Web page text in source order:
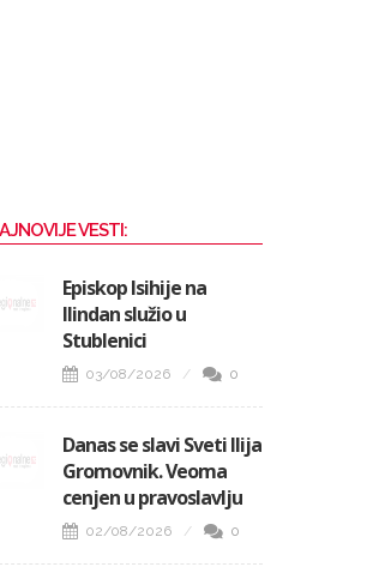
VESTI:
Episkop Isihije na
Ilindan služio u
Stublenici
03/08/2026 0
Danas se slavi Sveti Ilija
Gromovnik. Veoma
cenjen u pravoslavlju
02/08/2026 0